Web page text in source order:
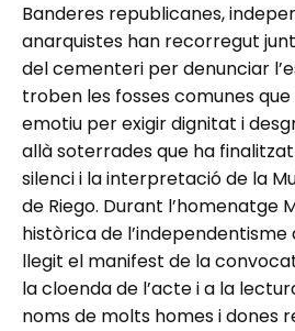
Banderes republicanes,
anarquistes han recorregut
del cementeri per denunciar
troben les fosses comunes
emotiu per exigir dignitat i
allà soterrades que ha
silenci i la interpretació de la
de Riego. Durant l’homenatge
històrica de l’independentisme
llegit el manifest de la
la cloenda de l’acte i a la
noms de molts homes i dones